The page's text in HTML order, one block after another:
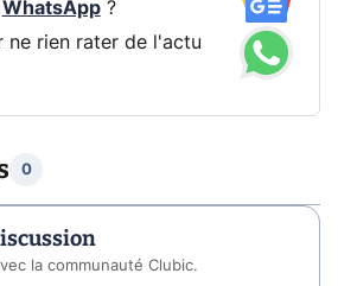
WhatsApp?
ne rien rater de l'actu
0
la communauté Clubic.